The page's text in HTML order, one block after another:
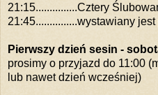
21:15...............Cztery
21:45...............wystawiany jest
Pierwszy dzień sesin -
prosimy o przyjazd do 11:00
lub nawet dzień wcześniej)